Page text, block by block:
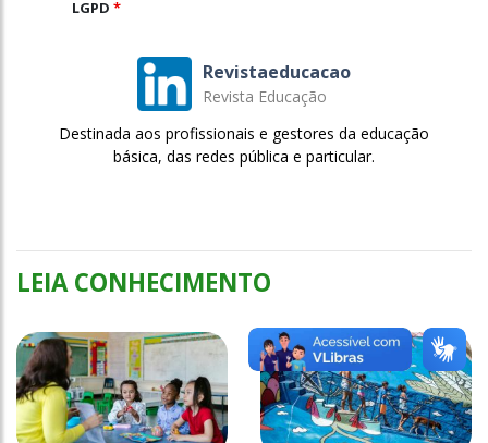
LGPD *
Revistaeducacao
Revista Educação
Destinada aos profissionais e gestores da educação
básica, das redes pública e particular.
LEIA CONHECIMENTO